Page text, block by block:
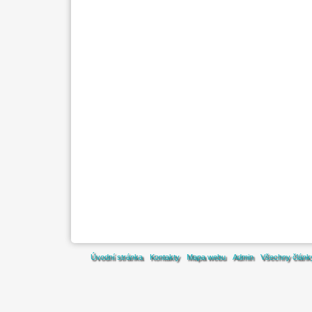
Úvodní stránka Kontakty Mapa webu Admin Všechny